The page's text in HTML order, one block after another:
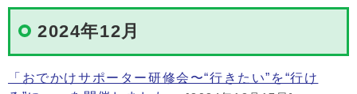
2024年12月
「おでかけサポーター研修会〜“行きたい”を“行け